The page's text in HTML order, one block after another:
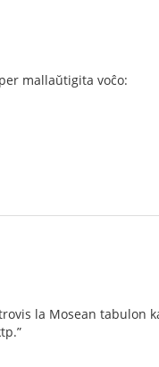
mallaŭtigita voĉo:
la Mosean tabulon